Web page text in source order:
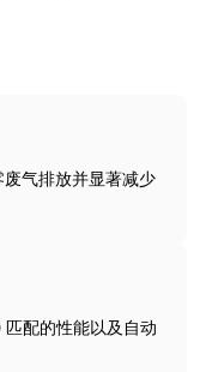
气排放并显著减少
配的性能以及自动